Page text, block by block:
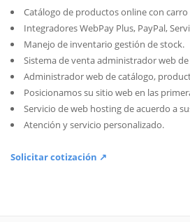
Catálogo de productos online con
Integradores WebPay Plus, PayPal,
Manejo de inventario gestión de stock.
Sistema de venta administrador web
Administrador web de catálogo,
Posicionamos su sitio web en las
Servicio de web hosting de acuerdo a
Atención y servicio personalizado.
Solicitar cotización ↗